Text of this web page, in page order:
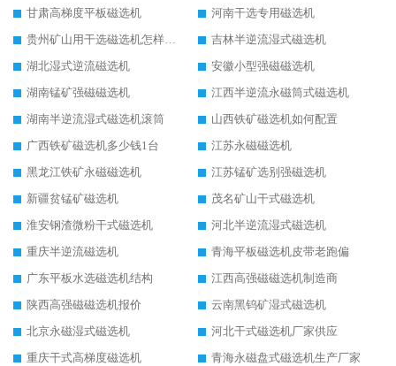
甘肃高梯度平板磁选机
河南干选专用磁选机
贵州矿山用干选磁选机怎样调磁
吉林半逆流湿式磁选机
湖北湿式逆流磁选机
安徽小型强磁磁选机
湖南锰矿强磁磁选机
江西半逆流永磁筒式磁选机
湖南半逆流湿式磁选机滚筒
山西铁矿磁选机如何配置
广西铁矿磁选机多少钱1台
江苏永磁磁选机
黑龙江铁矿永磁磁选机
江苏锰矿选别强磁选机
新疆贫锰矿磁选机
茂名矿山干式磁选机
淮安钢渣微粉干式磁选机
河北半逆流湿式磁选机
重庆半逆流磁选机
青海平板磁选机皮带老跑偏
广东平板水选磁选机结构
江西高强磁磁选机制造商
陕西高强磁磁选机报价
云南黑钨矿湿式磁选机
北京永磁湿式磁选机
河北干式磁选机厂家供应
重庆干式高梯度磁选机
青海永磁盘式磁选机生产厂家